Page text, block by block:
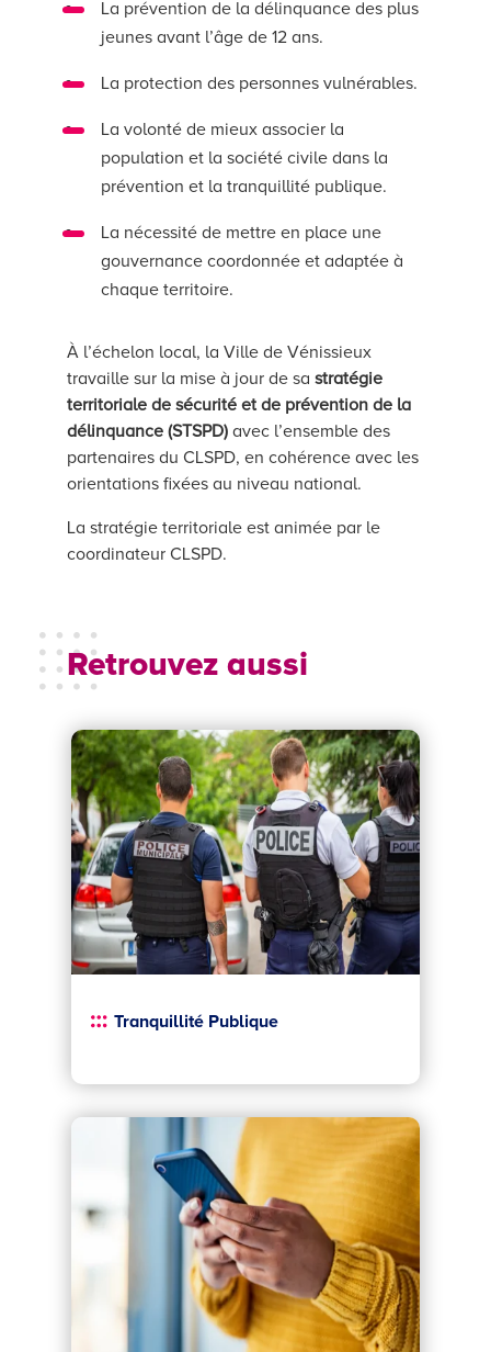
La prévention de la délinquance des plus
jeunes avant l’âge de 12 ans.
La protection des personnes vulnérables.
La volonté de mieux associer la
population et la société civile dans la
prévention et la tranquillité publique.
La nécessité de mettre en place une
gouvernance coordonnée et adaptée à
chaque territoire.
À l’échelon local, la Ville de Vénissieux
travaille sur la mise à jour de sa stratégie
territoriale de sécurité et de prévention de la
délinquance (STSPD)avec l’ensemble des
partenaires du CLSPD, en cohérence avec les
orientations fixées au niveau national.
La stratégie territoriale est animée par le
coordinateur CLSPD.
Retrouvez aussi
Tranquillité Publique